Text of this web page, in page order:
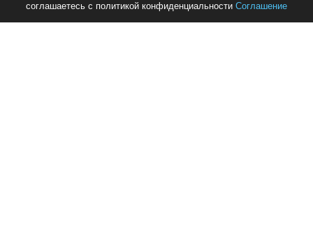
соглашаетесь с политикой конфиденциальности Соглашение